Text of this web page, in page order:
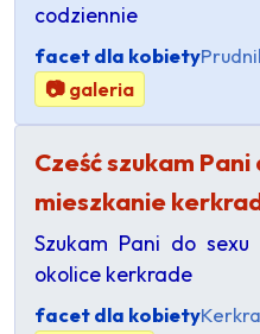
codziennie
facet dla kobiety
📷 galeria
Cześć szukam
mieszkanie
Szukam Pani do
okolice kerkrade
facet dla kobiety